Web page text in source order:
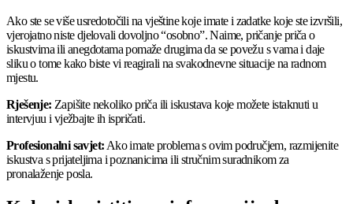
Ako ste se više usredotočili na vještine koje imate i zadatke koje ste izvršili,
vjerojatno niste djelovali dovoljno “osobno”. Naime, pričanje priča o
iskustvima ili anegdotama pomaže drugima da se povežu s vama i daje
sliku o tome kako biste vi reagirali na svakodnevne situacije na radnom
mjestu.
Rješenje: Zapišite nekoliko priča ili iskustava koje možete istaknuti u
intervjuu i vježbajte ih ispričati.
Profesionalni savjet: Ako imate problema s ovim područjem, razmijenite
iskustva s prijateljima i poznanicima ili stručnim suradnikom za
pronalaženje posla.